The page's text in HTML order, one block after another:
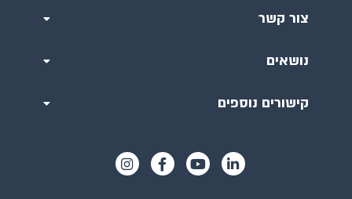
צור קשר
נושאים
קישורים נוספים